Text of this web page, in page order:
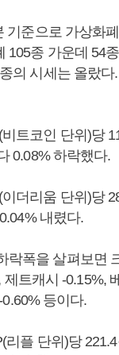
기준으로 가상화
105종 가운데 54
의 시세는 올랐다
트코인 단위)당
0.08% 하락했다.
더리움 단위)당
내렸다.
락폭을 살펴보면
제트캐시 -0.15%,
등이다.
리플 단위)당